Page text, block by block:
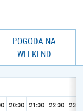
POGODA NA
WEEKEND